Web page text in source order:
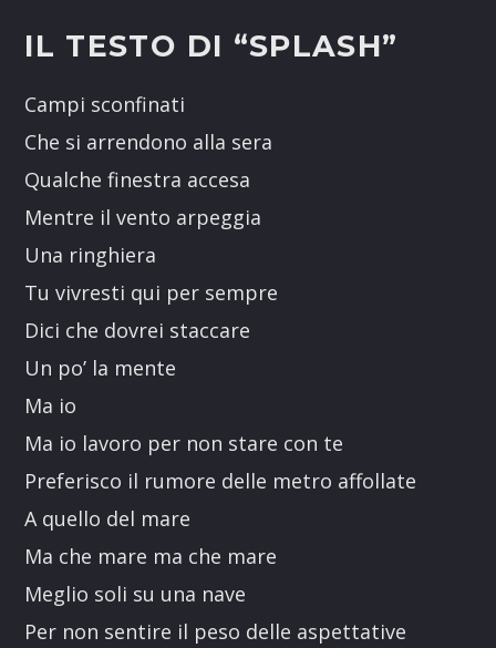
IL TESTO DI “SPLASH”
Campi sconfinati
Che si arrendono alla sera
Qualche finestra accesa
Mentre il vento arpeggia
Una ringhiera
Tu vivresti qui per sempre
Dici che dovrei staccare
Un po’ la mente
Ma io
Ma io lavoro per non stare con te
Preferisco il rumore delle metro affollate
A quello del mare
Ma che mare ma che mare
Meglio soli su una nave
Per non sentire il peso delle aspettative